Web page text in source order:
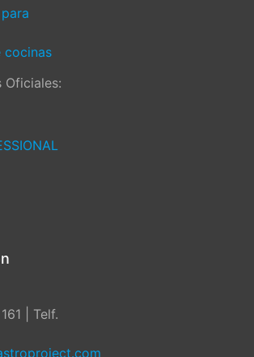
cocinas
Oficiales:
| Telf.